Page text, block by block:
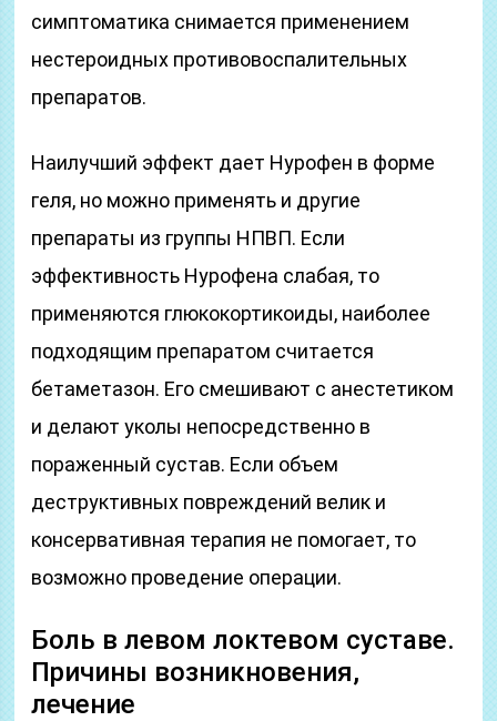
симптоматика снимается применением
нестероидных противовоспалительных
препаратов.
Наилучший эффект дает Нурофен в форме
геля, но можно применять и другие
препараты из группы НПВП. Если
эффективность Нурофена слабая, то
применяются глюкокортикоиды, наиболее
подходящим препаратом считается
бетаметазон. Его смешивают с анестетиком
и делают уколы непосредственно в
пораженный сустав. Если объем
деструктивных повреждений велик и
консервативная терапия не помогает, то
возможно проведение операции.
Боль в левом локтевом суставе.
Причины возникновения,
лечение